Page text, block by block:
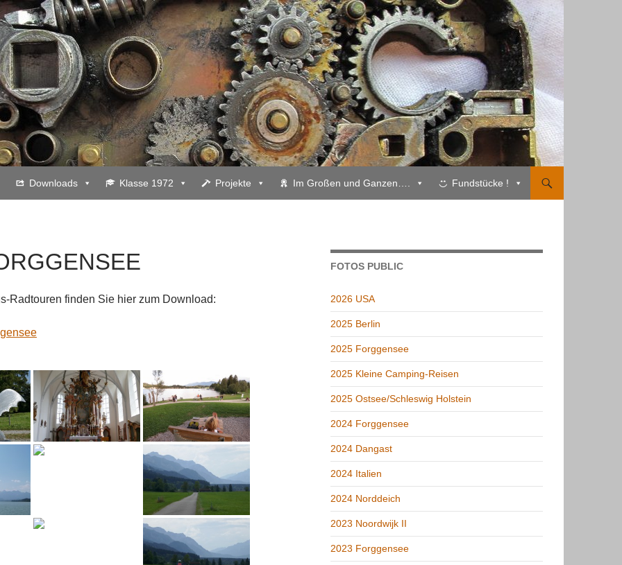
Downloads Klasse 1972 Projekte Im Großen und Ganzen…. Fundstücke !
Radtouren finden Sie hier zum Download:
FOTOS PUBLIC
2026 USA
2025 Berlin
2025 Forggensee
2025 Kleine Camping-Reisen
2025 Ostsee/Schleswig Holstein
2024 Forggensee
2024 Dangast
2024 Italien
2024 Norddeich
2023 Noordwijk II
2023 Forggensee